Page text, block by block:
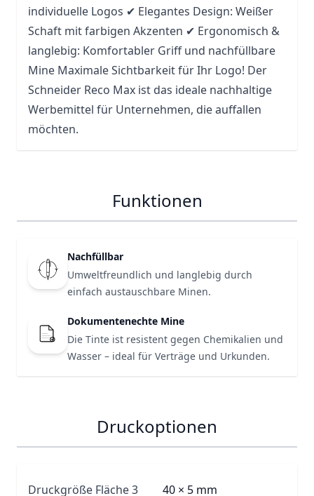
individuelle Logos ✔ Elegantes Design: Weißer
Schaft mit farbigen Akzenten ✔ Ergonomisch &
langlebig: Komfortabler Griff und nachfüllbare
Mine Maximale Sichtbarkeit für Ihr Logo! Der
Schneider Reco Max ist das ideale nachhaltige
Werbemittel für Unternehmen, die auffallen
möchten.
Funktionen
Nachfüllbar
Umweltfreundlich und langlebig durch
einfach austauschbare Minen.
Dokumentenechte Mine
Die Tinte ist resistent gegen Chemikalien und
Wasser – ideal für Verträge und Urkunden.
Druckoptionen
Druckgröße Fläche 3
40 × 5 mm